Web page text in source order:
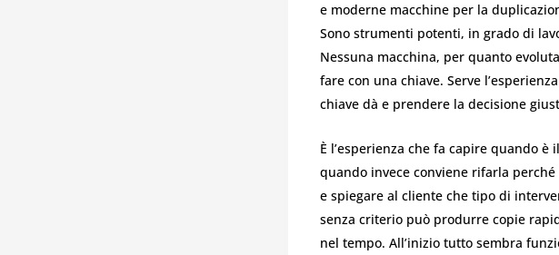
e moderne macchine per la
Sono strumenti potenti, in grado di
Nessuna macchina, per quanto
fare con una chiave. Serve
chiave dà e prendere la decisione
È l’esperienza che fa capire quando è
quando invece conviene rifarla
e spiegare al cliente che tipo di
senza criterio può produrre copie
nel tempo. All’inizio tutto sembra